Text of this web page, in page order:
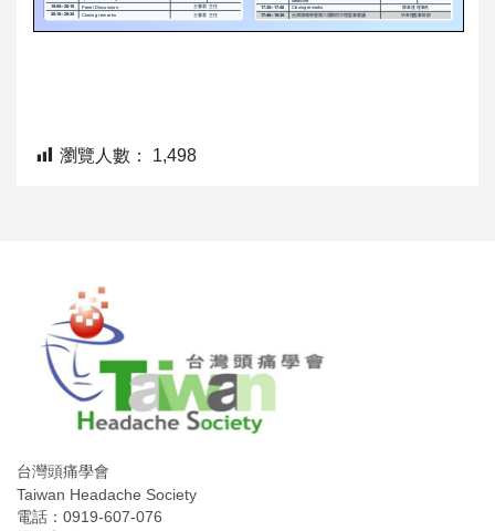
瀏覽人數： 1,498
台灣頭痛學會
Taiwan Headache Society
電話：0919-607-076